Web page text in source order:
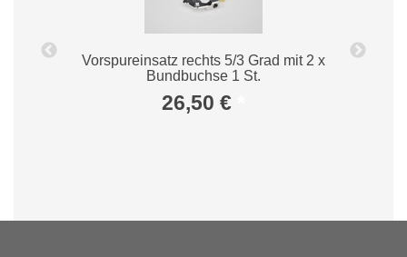
Vorspureinsatz rechts 5/3 Grad mit 2 x
Bundbuchse 1 St.
26,50 €